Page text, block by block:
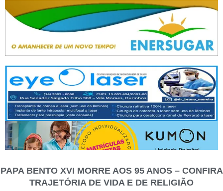
PAPA BENTO XVI MORRE AOS 95 ANOS – CONFIRA
TRAJETÓRIA DE VIDA E DE RELIGIÃO